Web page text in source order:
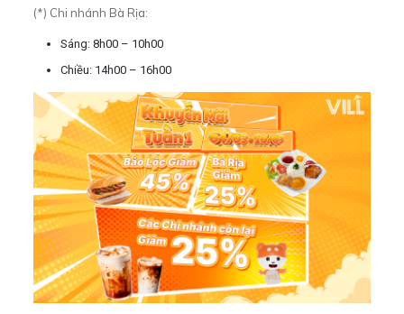
(*) Chi nhánh Bà Rịa:
Sáng: 8h00 – 10h00
Chiều: 14h00 – 16h00